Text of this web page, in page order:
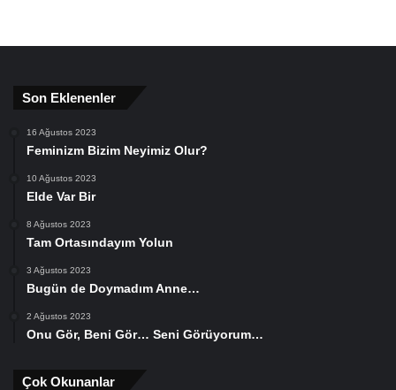
Son Eklenenler
16 Ağustos 2023
Feminizm Bizim Neyimiz Olur?
10 Ağustos 2023
Elde Var Bir
8 Ağustos 2023
Tam Ortasındayım Yolun
3 Ağustos 2023
Bugün de Doymadım Anne…
2 Ağustos 2023
Onu Gör, Beni Gör… Seni Görüyorum…
Çok Okunanlar